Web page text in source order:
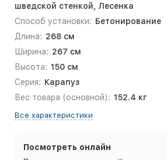
шведской стенкой, Лесенка
Способ установки: Бетонирование
Длина: 268 см
Ширина: 267 см
Высота: 150 см
Серия: Карапуз
Вес товара (основной): 152.4 кг
Все характеристики
Посмотреть онлайн